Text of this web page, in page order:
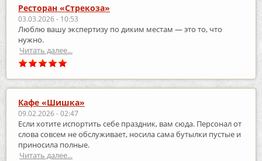
Ресторан «Стрекоза»
03.03.2026 - 10:53
Люблю вашу экспертизу по диким местам — это то, что
нужно.
Читать далее...
Кафе «Шишка»
09.02.2026 - 02:47
Если хотите испортить себе праздник, вам сюда. Персонал от
слова совсем не обслуживает, носила сама бутылки пустые и
приносила полные.
Читать далее...